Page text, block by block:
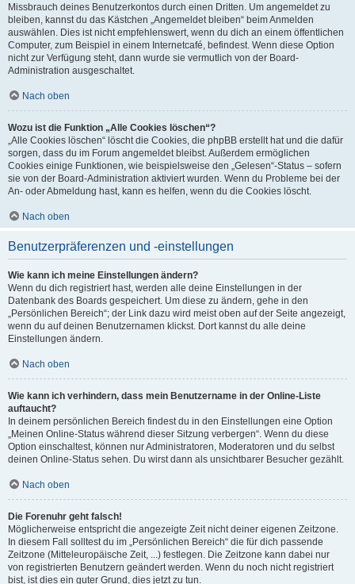
Missbrauch deines Benutzerkontos durch einen Dritten. Um angemeldet zu
bleiben, kannst du das Kästchen „Angemeldet bleiben“ beim Anmelden
auswählen. Dies ist nicht empfehlenswert, wenn du dich an einem öffentlichen
Computer, zum Beispiel in einem Internetcafé, befindest. Wenn diese Option
nicht zur Verfügung steht, dann wurde sie vermutlich von der Board-
Administration ausgeschaltet.
Nach oben
Wozu ist die Funktion „Alle Cookies löschen“?
„Alle Cookies löschen“ löscht die Cookies, die phpBB erstellt hat und die dafür
sorgen, dass du im Forum angemeldet bleibst. Außerdem ermöglichen
Cookies einige Funktionen, wie beispielsweise den „Gelesen“-Status – sofern
sie von der Board-Administration aktiviert wurden. Wenn du Probleme bei der
An- oder Abmeldung hast, kann es helfen, wenn du die Cookies löscht.
Nach oben
Benutzerpräferenzen und -einstellungen
Wie kann ich meine Einstellungen ändern?
Wenn du dich registriert hast, werden alle deine Einstellungen in der
Datenbank des Boards gespeichert. Um diese zu ändern, gehe in den
„Persönlichen Bereich“; der Link dazu wird meist oben auf der Seite angezeigt,
wenn du auf deinen Benutzernamen klickst. Dort kannst du alle deine
Einstellungen ändern.
Nach oben
Wie kann ich verhindern, dass mein Benutzername in der Online-Liste
auftaucht?
In deinem persönlichen Bereich findest du in den Einstellungen eine Option
„Meinen Online-Status während dieser Sitzung verbergen“. Wenn du diese
Option einschaltest, können nur Administratoren, Moderatoren und du selbst
deinen Online-Status sehen. Du wirst dann als unsichtbarer Besucher gezählt.
Nach oben
Die Forenuhr geht falsch!
Möglicherweise entspricht die angezeigte Zeit nicht deiner eigenen Zeitzone.
In diesem Fall solltest du im „Persönlichen Bereich“ die für dich passende
Zeitzone (Mitteleuropäische Zeit, ...) festlegen. Die Zeitzone kann dabei nur
von registrierten Benutzern geändert werden. Wenn du noch nicht registriert
bist, ist dies ein guter Grund, dies jetzt zu tun.